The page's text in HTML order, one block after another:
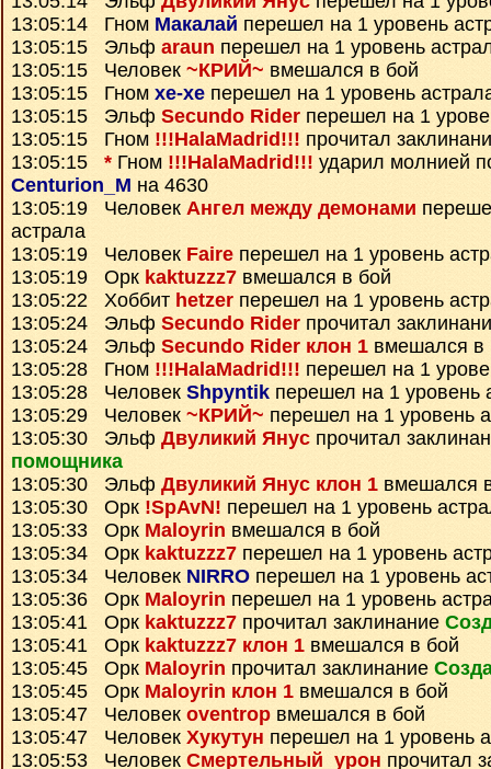
13:05:14 Гном Макалай перешел на 1 уровень
13:05:15 Эльф araun перешел на 1 уровень
13:05:15 Человек ~КРИЙ~ вмешался в бой
13:05:15 Гном xe-xe перешел на 1 уровень
13:05:15 Эльф Secundo Rider перешел на 1
13:05:15 Гном !!!HalaMadrid!!! прочитал
13:05:15 * Гном !!!HalaMadrid!!! ударил молнией
Centurion_M на 4630
13:05:19 Человек Ангел между демонами
астрала
13:05:19 Человек Faire перешел на 1 уровень
13:05:19 Орк kaktuzzz7 вмешался в бой
13:05:22 Хоббит hetzer перешел на 1 уровень
13:05:24 Эльф Secundo Rider прочитал
13:05:24 Эльф Secundo Rider клон 1 вмешался в
13:05:28 Гном !!!HalaMadrid!!! перешел на 1
13:05:28 Человек Shpyntik перешел на 1 уровень
13:05:29 Человек ~КРИЙ~ перешел на 1 уровень
13:05:30 Эльф Двуликий Янус прочитал
помощника
13:05:30 Эльф Двуликий Янус клон 1 вмешался
13:05:30 Орк !SpAvN! перешел на 1 уровень
13:05:33 Орк Maloyrin вмешался в бой
13:05:34 Орк kaktuzzz7 перешел на 1 уровень
13:05:34 Человек NIRRO перешел на 1 уровень
13:05:36 Орк Maloyrin перешел на 1 уровень
13:05:41 Орк kaktuzzz7 прочитал заклинание
13:05:41 Орк kaktuzzz7 клон 1 вмешался в бой
13:05:45 Орк Maloyrin прочитал заклинание
13:05:45 Орк Maloyrin клон 1 вмешался в бой
13:05:47 Человек oventrop вмешался в бой
13:05:47 Человек Хукутун перешел на 1 уровень
13:05:53 Человек Смертельный_урон прочитал